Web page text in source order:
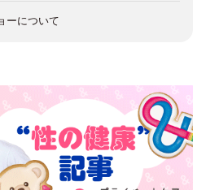
ーについて